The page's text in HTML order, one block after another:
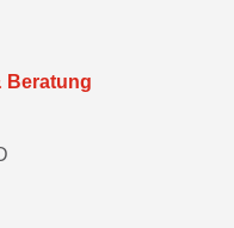
Beratung